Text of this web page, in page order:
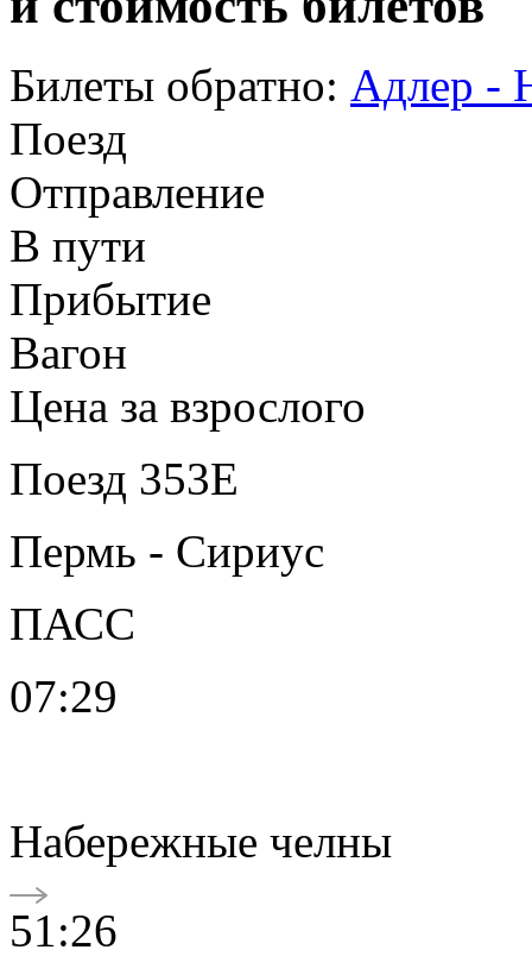
Билеты обратно: Адлер -
Поезд
Отправление
В пути
Прибытие
Вагон
Цена за взрослого
Поезд 353Е
Пермь - Сириус
ПАСС
07:29
Набережные челны
51:26